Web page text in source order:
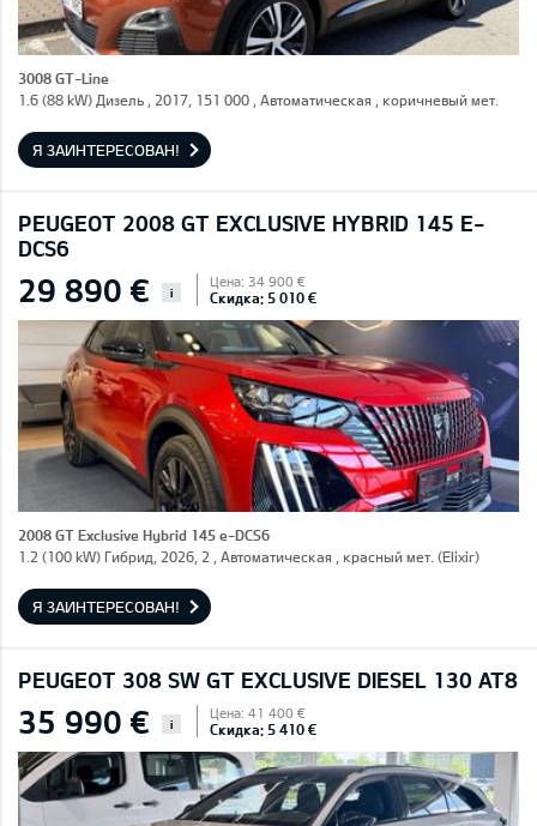
3008 GT-Line
1.6 (88 kW) Дизель , 2017, 151 000 , Автоматическая , коричневый мет.
Я ЗАИНТЕРЕСОВАН!
PEUGEOT 2008 GT EXCLUSIVE HYBRID 145 E-
DCS6
29 890 € i
Цена: 34 900 €
Скидка: 5 010 €
2008 GT Exclusive Hybrid 145 e-DCS6
1.2 (100 kW) Гибрид, 2026, 2 , Автоматическая , красный мет. (Elixir)
Я ЗАИНТЕРЕСОВАН!
PEUGEOT 308 SW GT EXCLUSIVE DIESEL 130 AT8
35 990 € i
Цена: 41 400 €
Скидка: 5 410 €